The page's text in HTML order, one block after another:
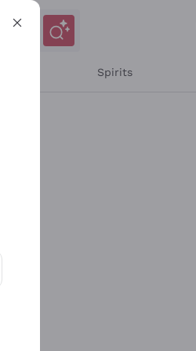
Spirits